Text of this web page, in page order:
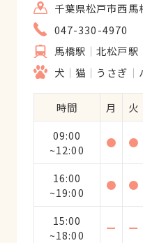
も「今日も頑張っ
声をかけてくれま
日通院頑張ってま
てくださいね」と
た。大人になって
る事は心が強く
の労いの言葉を聞
頑張ろう！」とい
す。オススメの病
症、三尖弁閉鎖不
流、と３ヶ所か
し時折エコーをし
千葉県松戸市西馬
047-330-4970
馬橋駅
北松戸駅
犬
猫 うさぎ
時間 月 火
09:00
~12:00
● ●
16:00
~19:00
● ●
15:00
~18:00
ー ー